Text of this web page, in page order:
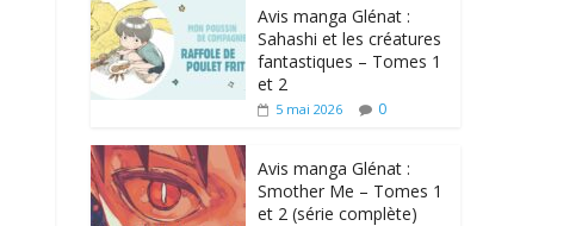
Avis manga Glénat :
Sahashi et les créatures
fantastiques – Tomes 1
et 2
5 mai 2026 0
Avis manga Glénat :
Smother Me – Tomes 1
et 2 (série complète)